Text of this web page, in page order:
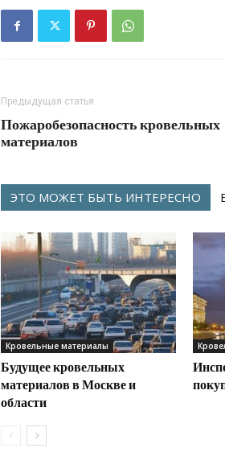
Предыдущая статья
Пожаробезопасность кровельных
материалов
ЭТО МОЖЕТ БЫТЬ ИНТЕРЕСНО
Кровельные материалы
Будущее кровельных
материалов в Москве и
области